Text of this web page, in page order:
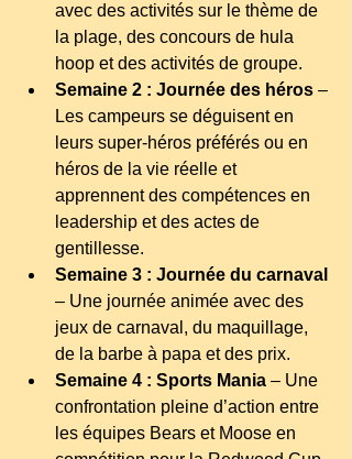
avec des activités sur le thème de
la plage, des concours de hula
hoop et des activités de groupe.
Semaine 2 : Journée des héros –
Les campeurs se déguisent en
leurs super-héros préférés ou en
héros de la vie réelle et
apprennent des compétences en
leadership et des actes de
gentillesse.
Semaine 3 : Journée du carnaval
– Une journée animée avec des
jeux de carnaval, du maquillage,
de la barbe à papa et des prix.
Semaine 4 : Sports Mania – Une
confrontation pleine d’action entre
les équipes Bears et Moose en